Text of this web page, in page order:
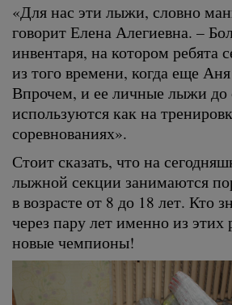
«Для нас эти лыжи, словно
говорит Елена Алегиевна. –
инвентаря, на котором ребята
из того времени, когда еще
Впрочем, и ее личные лыжи до
используются как на
соревнованиях».
Стоит сказать, что на
лыжной секции занимаются
в возрасте от 8 до 18 лет. Кто
через пару лет именно из этих
новые чемпионы!